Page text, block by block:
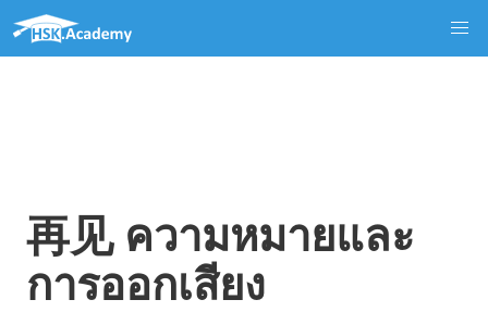
再见 ความหมายและ
การออกเสียง